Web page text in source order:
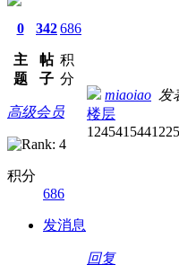
0
主
题
342
帖
子
686
积
分
高级会员
积分
686
发消息
miaoiao 发
楼层
回复